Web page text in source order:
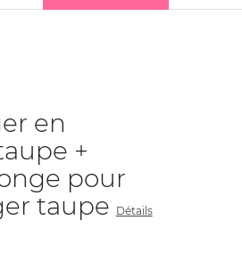
en
+
pour
taupe Détails